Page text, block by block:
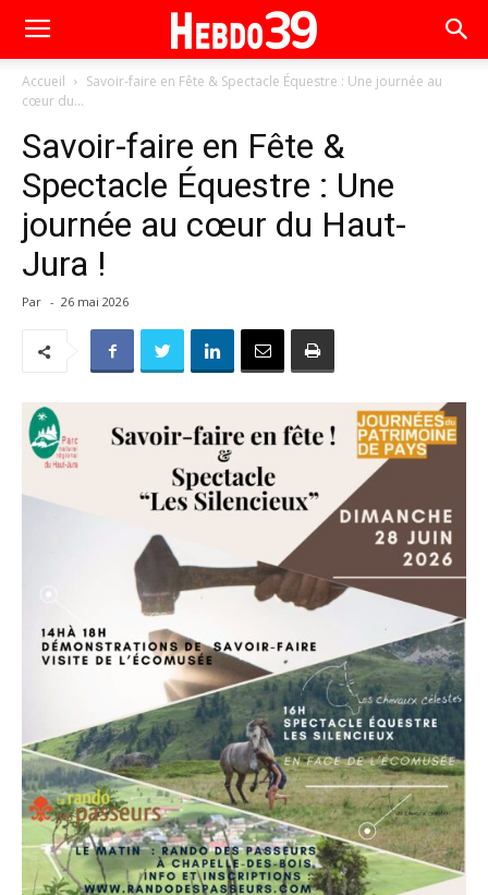
Accueil
Savoir-faire en Fête & Spectacle Équestre : Une journée au
cœur du...
Savoir-faire en Fête &
Spectacle Équestre : Une
journée au cœur du Haut-
Jura !
Par - 26 mai 2026